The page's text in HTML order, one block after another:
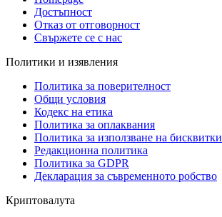
Достъпност
Отказ от отговорност
Свържете се с нас
Политики и изявления
Политика за поверителност
Общи условия
Кодекс на етика
Политика за оплаквания
Политика за използване на бисквитки
Редакционна политика
Политика за GDPR
Декларация за съвременното робство
Криптовалута